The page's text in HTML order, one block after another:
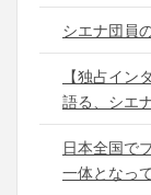
シエナ団員
【独占イン
語る、シエ
日本全国で
一体となっ